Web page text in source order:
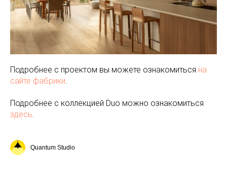
Подробнее с проектом вы можете ознакомиться на
сайте фабрики.
Подробнее с коллекцией Duo можно ознакомиться
здесь.
Quantum Studio